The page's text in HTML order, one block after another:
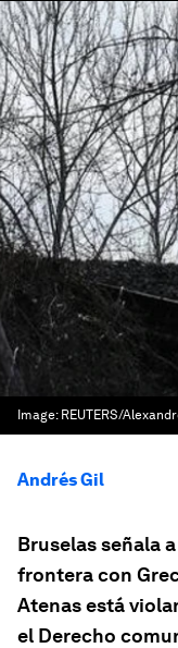
Image: REUTERS/
Andrés Gil
Bruselas señala
frontera con
Atenas está
el Derecho